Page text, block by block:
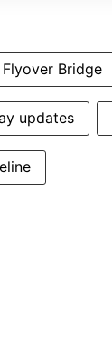
Flyover Bridge
updates